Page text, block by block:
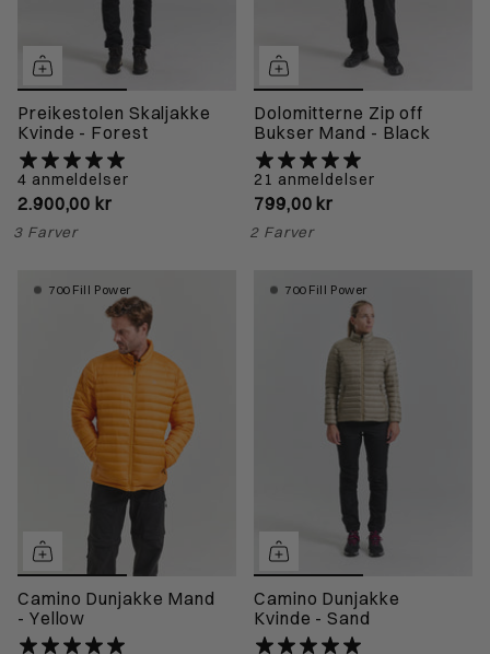
Preikestolen Skaljakke
Kvinde - Forest
4 anmeldelser
2.900,00 kr
3 Farver
Dolomitterne Zip off
Bukser Mand - Black
21 anmeldelser
799,00 kr
2 Farver
700 Fill Power
Camino Dunjakke Mand
- Yellow
700 Fill Power
Camino Dunjakke
Kvinde - Sand